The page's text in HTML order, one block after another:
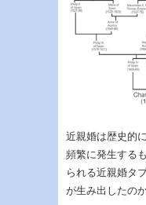
近親婚は歴史的
頻繁に発生する
られる近親婚タ
が生み出したの